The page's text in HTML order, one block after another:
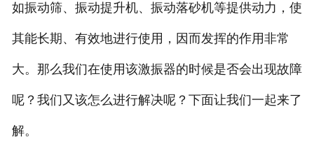
联系高科
如振动筛、振动提升机、振动落砂机等提供动力，使
其能长期、有效地进行使用，因而发挥的作用非常
大。那么我们在使用该激振器的时候是否会出现故障
呢？我们又该怎么进行解决呢？下面让我们一起来了
解。